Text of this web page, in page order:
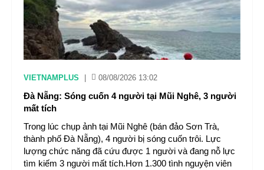
VIETNAMPLUS 08/08/2026 13:02
Đà Nẵng: Sóng cuốn 4 người tại Mũi Nghê, 3 người
mất tích
Trong lúc chụp ảnh tại Mũi Nghê (bán đảo Sơn Trà,
thành phố Đà Nẵng), 4 người bị sóng cuốn trôi. Lực
lượng chức năng đã cứu được 1 người và đang nỗ lực
tìm kiếm 3 người mất tích.Hơn 1.300 tình nguyện viên